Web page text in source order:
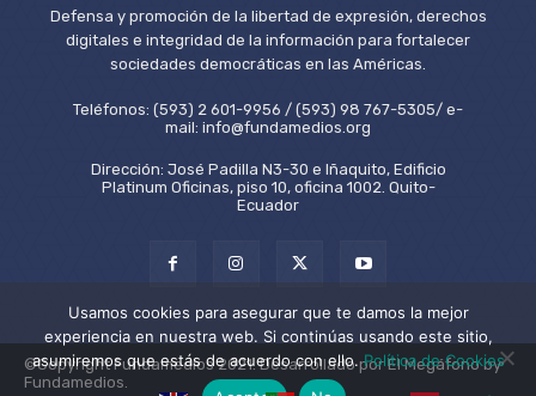
Defensa y promoción de la libertad de expresión, derechos
digitales e integridad de la información para fortalecer
sociedades democráticas en las Américas.
Teléfonos: (593) 2 601-9956 / (593) 98 767-5305/ e-
mail: info@fundamedios.org
Dirección: José Padilla N3-30 e Iñaquito, Edificio
Platinum Oficinas, piso 10, oficina 1002. Quito-
Ecuador
©Copyright Fundamedios 2021. Desarrollado por El Megáfono by
Fundamedios.
Usamos cookies para asegurar que te damos la mejor
experiencia en nuestra web. Si continúas usando este sitio,
asumiremos que estás de acuerdo con ello.Política de Cookies